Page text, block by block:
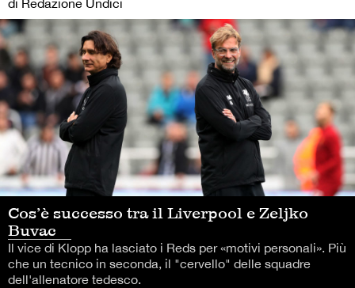
di Redazione Undici
Cos’è successo tra il Liverpool e Zeljko
Buvac
Il vice di Klopp ha lasciato i Reds per «motivi personali». Più
che un tecnico in seconda, il "cervello" delle squadre
dell'allenatore tedesco.